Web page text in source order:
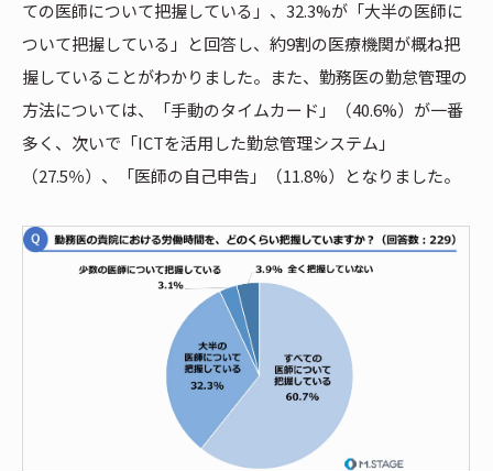
ての医師について把握している」、32.3%が「大半の医師に
ついて把握している」と回答し、約9割の医療機関が概ね把
握していることがわかりました。また、勤務医の勤怠管理の
方法については、「手動のタイムカード」（40.6%）が一番
多く、次いで「ICTを活用した勤怠管理システム」
（27.5％）、「医師の自己申告」（11.8%）となりました。